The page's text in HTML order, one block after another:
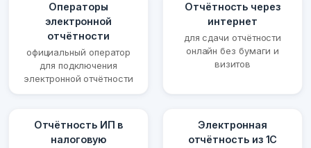
Операторы
электронной
отчётности
официальный оператор
для подключения
электронной отчётности
Отчётность через
интернет
для сдачи отчётности
онлайн без бумаги и
визитов
Отчётность ИП в
налоговую
Электронная
отчётность из 1С